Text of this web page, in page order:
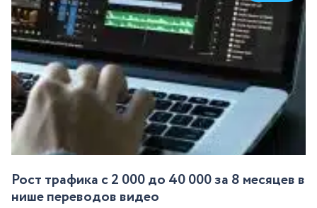
Рост трафика с 2 000 до 40 000 за 8 месяцев в
нише переводов видео